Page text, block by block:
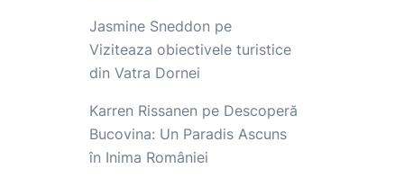
Jasmine Sneddon pe
Viziteaza obiectivele turistice
din Vatra Dornei
Karren Rissanen pe Descoperă
Bucovina: Un Paradis Ascuns
în Inima României